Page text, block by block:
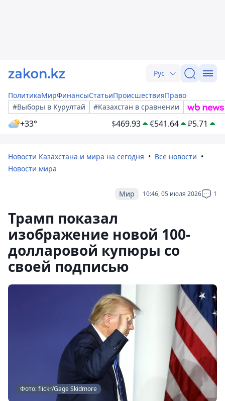
Рус
ПолитикаМирФинансыСтатьиПроисшествияПраво
#Выборы в Курултай
#Казахстан в сравнении
+33° $469.93 €541.64 ₽5.71
Новости Казахстана и мира на сегодня
Все новости
Новости мира
10:46, 05 июля 2026 1
Мир
Трамп показал
изображение новой 100-
долларовой купюры со
своей подписью
Фото: flickr/Gage Skidmore